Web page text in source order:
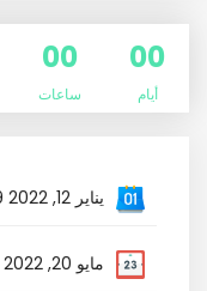
00
أيام
00
ساعات
يناير 12, 2022 12:29 م
مايو 20, 2022 12:29 م